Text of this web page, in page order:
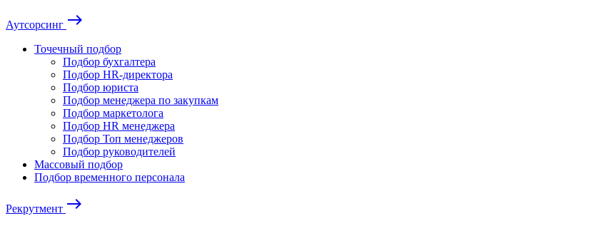
Аутсорсинг east
Точечный подбор
Подбор бухгалтера
Подбор HR-директора
Подбор юриста
Подбор менеджера по закупкам
Подбор маркетолога
Подбор HR менеджера
Подбор Топ менеджеров
Подбор руководителей
Массовый подбор
Подбор временного персонала
Рекрутмент east